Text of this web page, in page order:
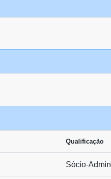
Qualificação
Sócio-